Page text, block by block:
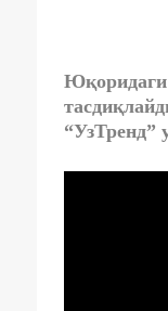
Юқоридаги
“УзТренд”